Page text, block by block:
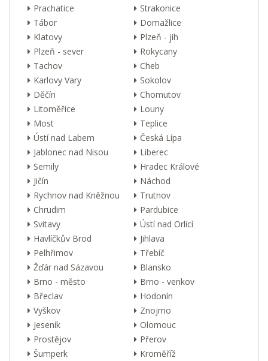
Prachatice
Strakonice
Tábor
Domažlice
Klatovy
Plzeň - jih
Plzeň - sever
Rokycany
Tachov
Cheb
Karlovy Vary
Sokolov
Děčín
Chomutov
Litoměřice
Louny
Most
Teplice
Ústí nad Labem
Česká Lípa
Jablonec nad Nisou
Liberec
Semily
Hradec Králové
Jičín
Náchod
Rychnov nad Kněžnou
Trutnov
Chrudim
Pardubice
Svitavy
Ústí nad Orlicí
Havlíčkův Brod
Jihlava
Pelhřimov
Třebíč
Žďár nad Sázavou
Blansko
Brno - město
Brno - venkov
Břeclav
Hodonín
Vyškov
Znojmo
Jeseník
Olomouc
Prostějov
Přerov
Šumperk
Kroměříž